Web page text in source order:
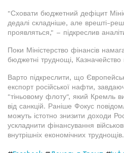
"Сховати бюджетний дефіцит
дедалі складніше, але врешті-
проявляться," – підкреслив
Поки Міністерство фінансів
бюджетні труднощі, Казначейство
Варто підкреслити, що
експорт російської нафти,
"тіньовому флоту", який Кремль
від санкцій. Раніше Фокус
можуть істотно знизити доходи
ускладнити фінансування
внутрішніх економічних труднощів.